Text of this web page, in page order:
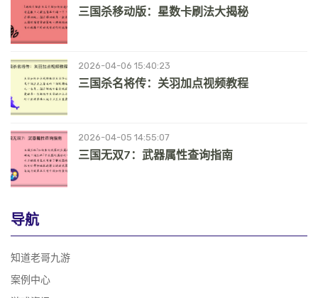
三国杀移动版：星数卡刷法大揭秘
2026-04-06 15:40:23
三国杀名将传：关羽加点视频教程
2026-04-05 14:55:07
三国无双7：武器属性查询指南
导航
知道老哥九游
案例中心